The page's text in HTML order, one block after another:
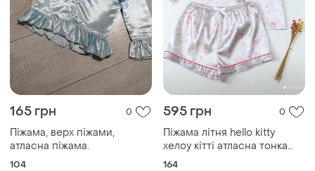
165 грн 0
Піжама, верх піжами,
атласна піжама.
104
595 грн 0
Піжама літня hello kitty
хелоу кітті атласна тонка
розмір s сорочка і шорти
164